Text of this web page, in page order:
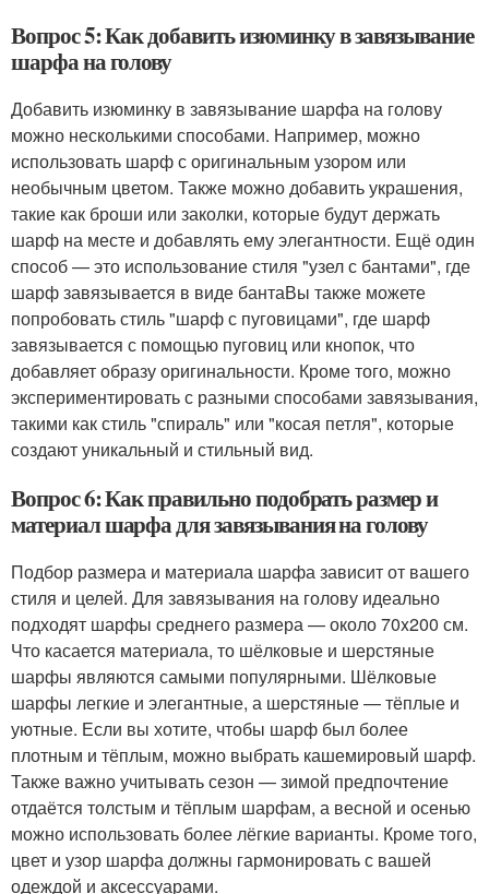
Вопрос 5: Как добавить изюминку в завязывание
шарфа на голову
Добавить изюминку в завязывание шарфа на голову
можно несколькими способами. Например, можно
использовать шарф с оригинальным узором или
необычным цветом. Также можно добавить украшения,
такие как броши или заколки, которые будут держать
шарф на месте и добавлять ему элегантности. Ещё один
способ — это использование стиля "узел с бантами", где
шарф завязывается в виде бантаВы также можете
попробовать стиль "шарф с пуговицами", где шарф
завязывается с помощью пуговиц или кнопок, что
добавляет образу оригинальности. Кроме того, можно
экспериментировать с разными способами завязывания,
такими как стиль "спираль" или "косая петля", которые
создают уникальный и стильный вид.
Вопрос 6: Как правильно подобрать размер и
материал шарфа для завязывания на голову
Подбор размера и материала шарфа зависит от вашего
стиля и целей. Для завязывания на голову идеально
подходят шарфы среднего размера — около 70x200 см.
Что касается материала, то шёлковые и шерстяные
шарфы являются самыми популярными. Шёлковые
шарфы легкие и элегантные, а шерстяные — тёплые и
уютные. Если вы хотите, чтобы шарф был более
плотным и тёплым, можно выбрать кашемировый шарф.
Также важно учитывать сезон — зимой предпочтение
отдаётся толстым и тёплым шарфам, а весной и осенью
можно использовать более лёгкие варианты. Кроме того,
цвет и узор шарфа должны гармонировать с вашей
одеждой и аксессуарами.